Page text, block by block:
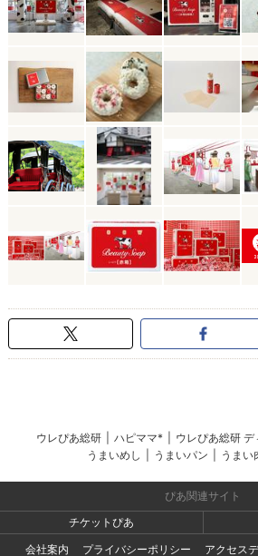
ウレぴあ総研 ハピママ* ウレぴあ総研
うまいめし
うまいパン うまい
ぴあ関連サイト
チケットぴあ
会社案内
プライバシーポリシー アクセス